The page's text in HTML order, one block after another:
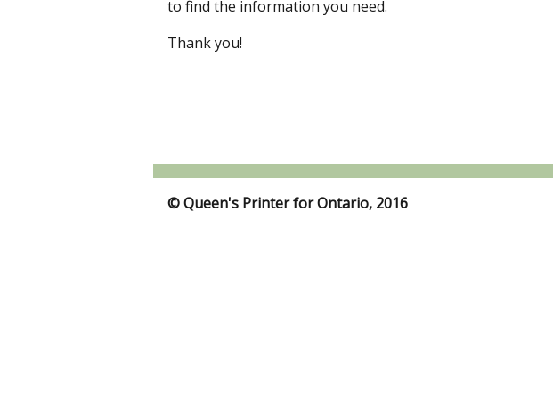
to find the information you need.
Thank you!
© Queen's Printer for Ontario, 2016